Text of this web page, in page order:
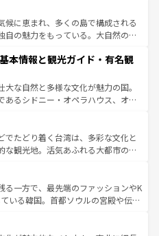
光、ショッピング、エンターテイ
激的なスポットだ。一方、アメリカ
り、グランドキャニオンやイエロー
では、音楽と美食が融合した独特の
メリカの各地域で異なる魅力を楽
性と豊かな歴史を感じることができ
トリップや列車の旅も、アメリカ
候に恵まれ、多くの島で構成される
自の魅力をもっている。大自然の神
また、定番の観光地といえばオアフ
めるならマウイ島やカウアイ島が
グリーンに輝く海をはじめ、豊かな
いる。「アロハスピリット」と呼ば
フードやハワイアンミュージッ
スなど、すべてがハワイの魅力を彩
に新しい発見と感動が待っているハ
本情報と観光ガイド・有名観
大な自然と多様な文化が魅力の国。
あるシドニー・オペラハウス、オー
にそびえるウルル（エアーズロッ
しい原生林やケアンズの熱帯雨林な
ん。また、カフェやワイン、オージ
充実しており、サーフィンやダイ
ど、アウトドア好きにはたまらな
多彩な魅力を存分に味わいつくそ
でたどり着く台湾は、多彩な文化と
な観光地。活気あふれる大都市の台
である台湾東部など、都市の喧騒
しており、訪れる人に新しい発見と
る。また、奥深い台湾の食文化も魅
ーツなど、バラエティ豊かな料理
る一方で、最先端のファッションやK
いる韓国。首都ソウルの宮殿や伝統
四季折々の自然美を楽しむことが